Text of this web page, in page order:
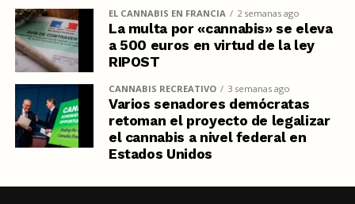
EL CANNABIS EN FRANCIA 2 semanas ago
La multa por «cannabis» se eleva
a 500 euros en virtud de la ley
RIPOST
CANNABIS RECREATIVO 3 semanas ago
Varios senadores demócratas
retoman el proyecto de legalizar
el cannabis a nivel federal en
Estados Unidos